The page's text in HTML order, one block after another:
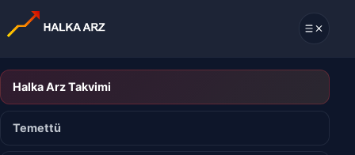
Halka Arz Takvimi
Temettü